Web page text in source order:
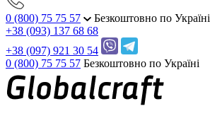
0 (800) 75 75 57
Безкоштовно по Україні
+38 (093) 137 68 68
+38 (097) 921 30 54
0 (800) 75 75 57 Безкоштовно по Україні